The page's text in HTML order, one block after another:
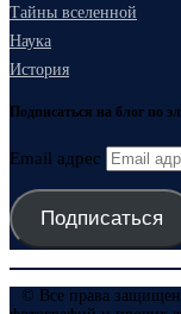
Тайны вселенной
Наука
История
Подписаться на блог по
Email адрес
Подписаться
© Все права